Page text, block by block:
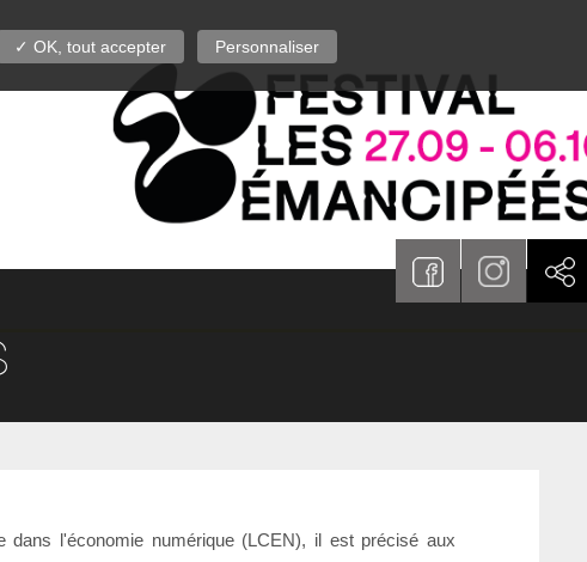
l'économie numérique (LCEN), il est précisé aux
✓ OK, tout accepter Personnaliser